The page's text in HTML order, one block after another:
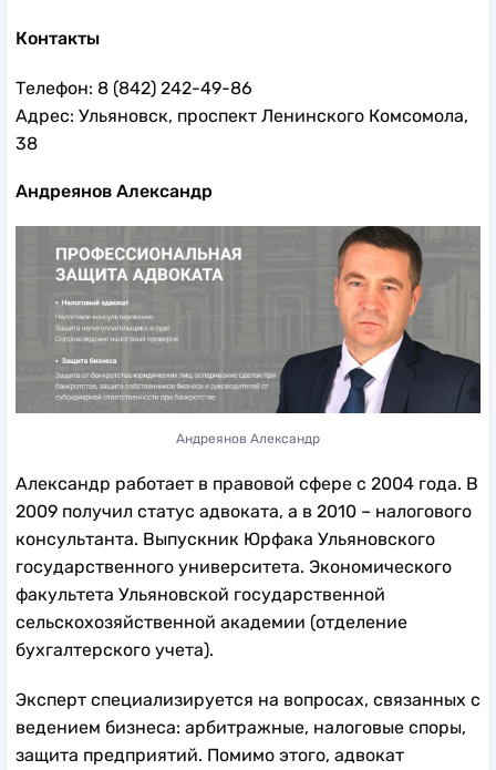
Контакты
Телефон: 8 (842) 242-49-86
Адрес: Ульяновск, проспект Ленинского Комсомола,
38
Андреянов Александр
Андреянов Александр
Александр работает в правовой сфере с 2004 года. В
2009 получил статус адвоката, а в 2010 – налогового
консультанта. Выпускник Юрфака Ульяновского
государственного университета. Экономического
факультета Ульяновской государственной
сельскохозяйственной академии (отделение
бухгалтерского учета).
Эксперт специализируется на вопросах, связанных с
ведением бизнеса: арбитражные, налоговые споры,
защита предприятий. Помимо этого, адвокат